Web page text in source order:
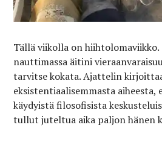
Tällä viikolla on hiihtolomaviikko.
nauttimassa äitini
tarvitse kokata. Ajattelin
eksistentiaalisemmasta aiheesta,
käydyistä filosofisista
tullut juteltua aika paljon hänen